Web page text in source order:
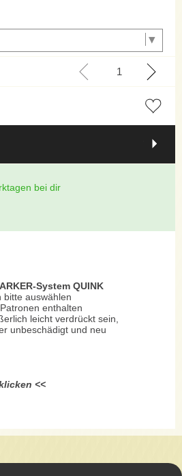
bei dir
System QUINK
bitte auswählen
enthalten
leicht verdrückt sein,
unbeschädigt und neu
<<